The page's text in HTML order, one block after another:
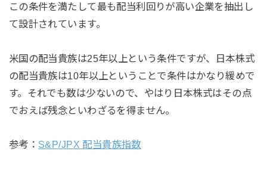
この条件を満たして最も配当利回りが高い企業を抽出し
て設計されています。
米国の配当貴族は25年以上という条件ですが、日本株式
の配当貴族は10年以上ということで条件はかなり緩めで
す。それでも数は少ないので、やはり日本株式はその点
でおえば残念といわざるを得ません。
参考： S&P/JPX 配当貴族指数